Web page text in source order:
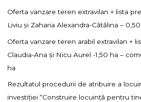
Oferta vanzare teren extravilan + lista
Liviu și Zaharia Alexandra-Cătălina –
Oferta vanzare teren arabil extravilan +
Claudia-Ana și Nicu Aurel -1,50 ha –
ha
Rezultatul procedurii de atribuire a
investiției “Construire locuință pentru